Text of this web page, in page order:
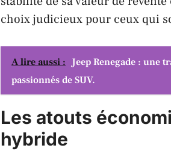
choix judicieux pour ceux qui
A lire aussi : Jeep Renegade : une
passionnés de SUV.
Les atouts
hybride